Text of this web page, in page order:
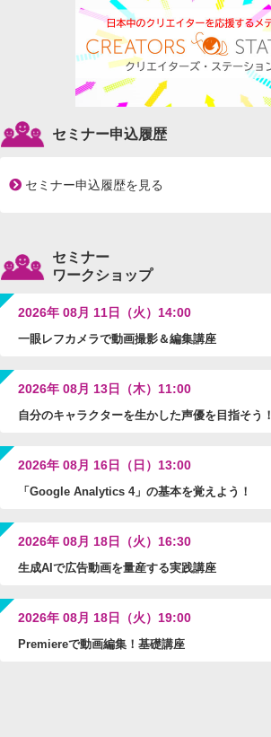
セミナー申込履歴
セミナー申込履歴を見る
セミナー
ワークショップ
2026年 08月 11日（火）14:00
一眼レフカメラで動画撮影＆編集講座
2026年 08月 13日（木）11:00
自分のキャラクターを生かした声優を目指そう！
2026年 08月 16日（日）13:00
「Google Analytics 4」の基本を覚えよう！
2026年 08月 18日（火）16:30
生成AIで広告動画を量産する実践講座
2026年 08月 18日（火）19:00
Premiereで動画編集！基礎講座